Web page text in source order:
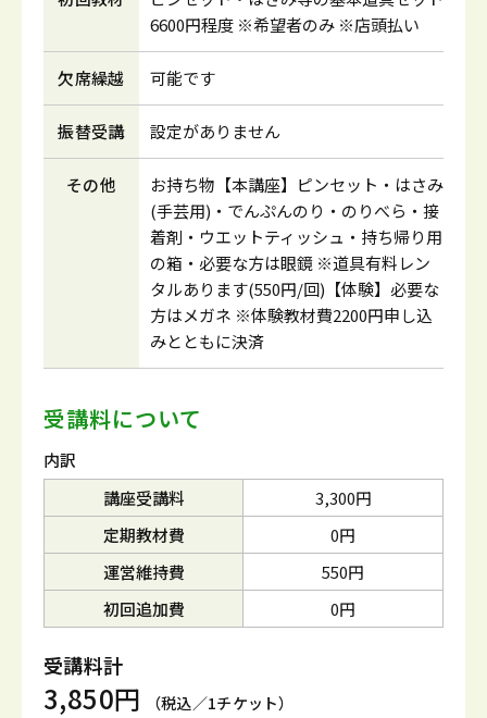
6600円程度 ※希望者のみ ※店頭払い
欠席繰越 可能です
振替受講 設定がありません
その他
お持ち物【本講座】ピンセット・はさみ
(手芸用)・でんぷんのり・のりべら・接
着剤・ウエットティッシュ・持ち帰り用
の箱・必要な方は眼鏡 ※道具有料レン
タルあります(550円/回)【体験】必要な
方はメガネ ※体験教材費2200円申し込
みとともに決済
受講料について
内訳
講座受講料
3,300円
定期教材費
0円
運営維持費
550円
初回追加費
0円
受講料計
3,850円
（税込／1チケット）